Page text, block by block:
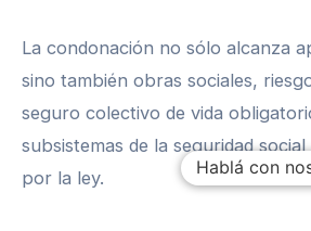
La condonación no sólo alcanza
sino también obras sociales,
seguro colectivo de vida
subsistemas de la seguridad
por la ley.
Hablá con